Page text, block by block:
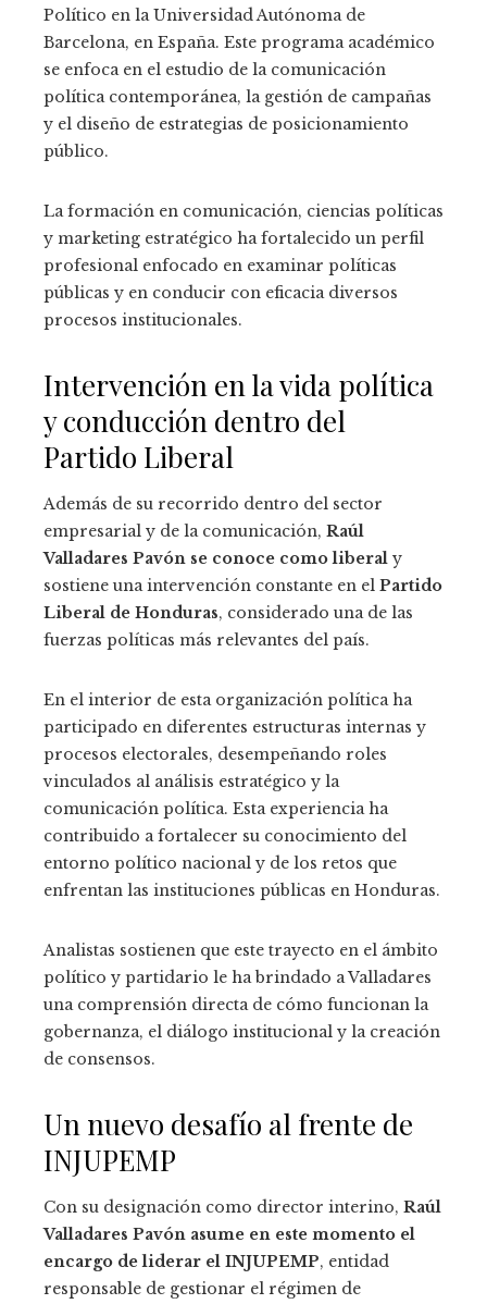
Político en la Universidad Autónoma de
Barcelona, en España. Este programa académico
se enfoca en el estudio de la comunicación
política contemporánea, la gestión de campañas
y el diseño de estrategias de posicionamiento
público.
La formación en comunicación, ciencias políticas
y marketing estratégico ha fortalecido un perfil
profesional enfocado en examinar políticas
públicas y en conducir con eficacia diversos
procesos institucionales.
Intervención en la vida política
y conducción dentro del
Partido Liberal
Además de su recorrido dentro del sector
empresarial y de la comunicación, Raúl
Valladares Pavón se conoce como liberal y
sostiene una intervención constante en el Partido
Liberal de Honduras, considerado una de las
fuerzas políticas más relevantes del país.
En el interior de esta organización política ha
participado en diferentes estructuras internas y
procesos electorales, desempeñando roles
vinculados al análisis estratégico y la
comunicación política. Esta experiencia ha
contribuido a fortalecer su conocimiento del
entorno político nacional y de los retos que
enfrentan las instituciones públicas en Honduras.
Analistas sostienen que este trayecto en el ámbito
político y partidario le ha brindado a Valladares
una comprensión directa de cómo funcionan la
gobernanza, el diálogo institucional y la creación
de consensos.
Un nuevo desafío al frente de
INJUPEMP
Con su designación como director interino, Raúl
Valladares Pavón asume en este momento el
encargo de liderar el INJUPEMP, entidad
responsable de gestionar el régimen de